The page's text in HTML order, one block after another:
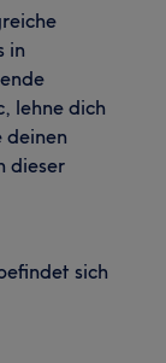
in
lehne dich
deinen
dieser
sich